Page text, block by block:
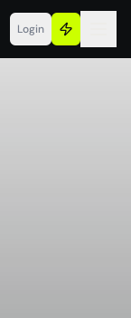
Login